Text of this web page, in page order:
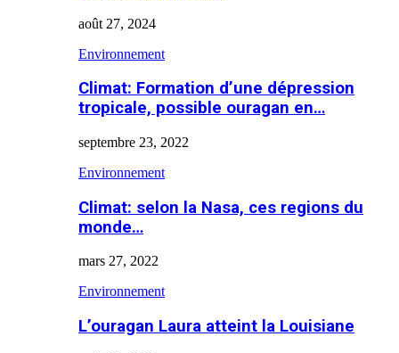
août 27, 2024
Environnement
Climat: Formation d’une dépression
tropicale, possible ouragan en…
septembre 23, 2022
Environnement
Climat: selon la Nasa, ces regions du
monde…
mars 27, 2022
Environnement
L’ouragan Laura atteint la Louisiane